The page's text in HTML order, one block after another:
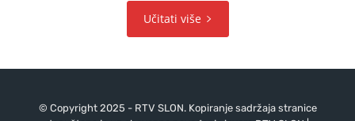
Učitati više
© Copyright 2025 - RTV SLON. Kopiranje sadržaja stranice